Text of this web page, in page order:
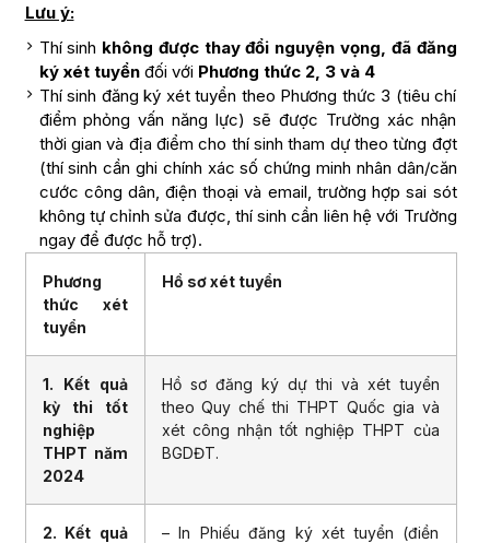
Lưu ý:
Thí sinh không được thay đổi nguyện vọng, đã đăng
ký xét tuyển đối với Phương thức 2, 3 và 4
Thí sinh đăng ký xét tuyển theo Phương thức 3 (tiêu chí
điểm phỏng vấn năng lực) sẽ được Trường xác nhận
thời gian và địa điểm cho thí sinh tham dự theo từng đợt
(thí sinh cần ghi chính xác số chứng minh nhân dân/căn
cước công dân, điện thoại và email, trường hợp sai sót
không tự chỉnh sửa được, thí sinh cần liên hệ với Trường
ngay để được hỗ trợ).
Phương
thức xét
tuyển
Hồ sơ xét tuyển
1. Kết quả
kỳ thi tốt
nghiệp
THPT năm
2024
Hồ sơ đăng ký dự thi và xét tuyển
theo Quy chế thi THPT Quốc gia và
xét công nhận tốt nghiệp THPT của
BGDĐT.
2. Kết quả
– In Phiếu đăng ký xét tuyển (điền